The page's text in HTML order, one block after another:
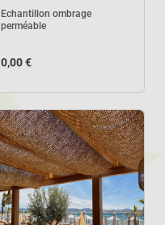
Echantillon ombrage
perméable
0,00 €